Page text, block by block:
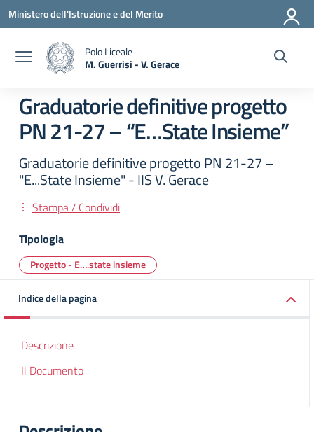
Vai ai contenuti
Vai al menu di navigazione
Vai al footer
Ministero dell'Istruzione e del Merito
Polo Liceale
M. Guerrisi - V. Gerace
Graduatorie definitive progetto
PN 21-27 – “E…State Insieme”
Graduatorie definitive progetto PN 21-27 –
"E...State Insieme" - IIS V. Gerace
Stampa / Condividi
Tipologia
Progetto - E….state insieme
Indice della pagina
Descrizione
Il Documento